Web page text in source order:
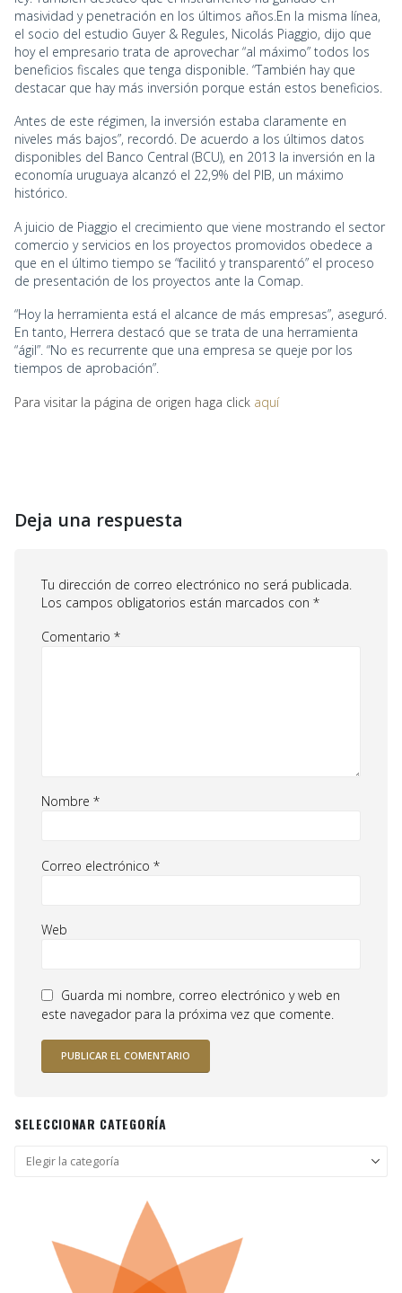
masividad y penetración en los últimos años.En la misma línea,
el socio del estudio Guyer & Regules, Nicolás Piaggio, dijo que
hoy el empresario trata de aprovechar “al máximo” todos los
beneficios fiscales que tenga disponible. “También hay que
destacar que hay más inversión porque están estos beneficios.
Antes de este régimen, la inversión estaba claramente en
niveles más bajos”, recordó. De acuerdo a los últimos datos
disponibles del Banco Central (BCU), en 2013 la inversión en la
economía uruguaya alcanzó el 22,9% del PIB, un máximo
histórico.
A juicio de Piaggio el crecimiento que viene mostrando el sector
comercio y servicios en los proyectos promovidos obedece a
que en el último tiempo se “facilitó y transparentó” el proceso
de presentación de los proyectos ante la Comap.
“Hoy la herramienta está el alcance de más empresas”, aseguró.
En tanto, Herrera destacó que se trata de una herramienta
“ágil”. “No es recurrente que una empresa se queje por los
tiempos de aprobación”.
Para visitar la página de origen haga click aquí
Deja una respuesta
Tu dirección de correo electrónico no será publicada.
Los campos obligatorios están marcados con *
Comentario *
Nombre *
Correo electrónico *
Web
Guarda mi nombre, correo electrónico y web en
este navegador para la próxima vez que comente.
SELECCIONAR CATEGORÍA
Seleccionar
categoría